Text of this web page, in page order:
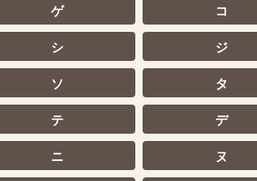
ゲ コ
シ ジ
ソ タ
テ デ
ニ ヌ